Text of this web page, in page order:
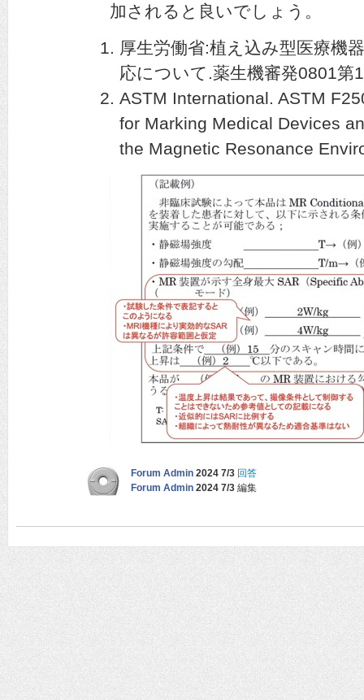
加されると良いでしょう。
厚生労働省:植え込み型医療機
応について.薬生機審発0801第
ASTM International. ASTM
for Marking Medical Devices
the Magnetic Resonance
Forum Admin 2024 7/3 回答
Forum Admin 2024 7/3 編集